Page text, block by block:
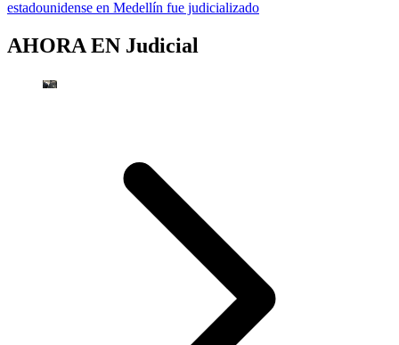
estadounidense en Medellín fue judicializado
AHORA EN Judicial